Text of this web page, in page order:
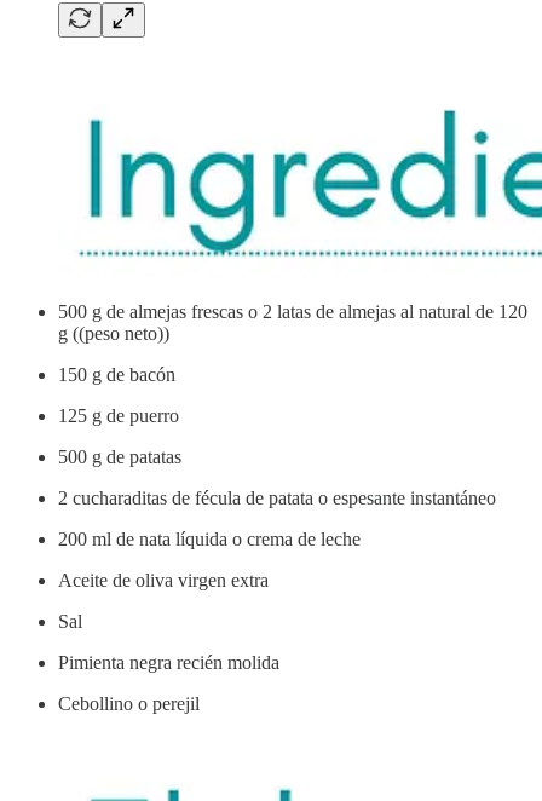
500 g de almejas frescas o 2 latas de almejas al natural de 120
g ((peso neto))
150 g de bacón
125 g de puerro
500 g de patatas
2 cucharaditas de fécula de patata o espesante instantáneo
200 ml de nata líquida o crema de leche
Aceite de oliva virgen extra
Sal
Pimienta negra recién molida
Cebollino o perejil